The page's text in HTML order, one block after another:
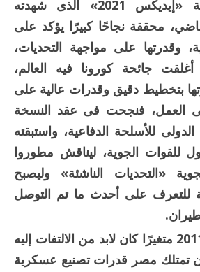
والصناعات الدفاعية «إيديكس 2021» الذى شهدته
محققة نجاحًا كبيرًا يؤكد على
وقدرتها على مواجهة التحديات،
جائحة كورونا فيه العالم،
بتخطيط دقيق وقدرات عالية على
فى العمل، فنجحت فى عقد النسخة
للأسلحة الدفاعية، واستبقته
للقوات الجوية، ليناقش مطوروا
«التحديات الناشئة» وليصبح
للتعرف على أحدث ما تم التوصل
فقد خلقت أحداث 2011 متغيرًا كان لابد من الالتفات إليه
تمتلك مصر قدرات تصنيع عسكرية